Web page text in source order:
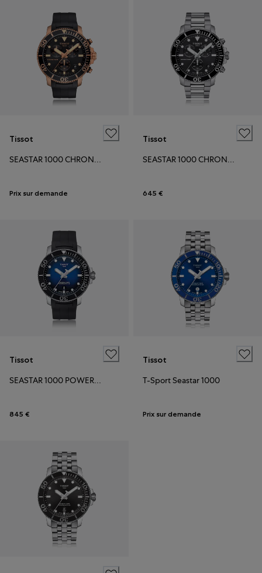
Tissot
SEASTAR 1000 CHRONOGRAPH
Prix sur demande
Tissot
SEASTAR 1000 CHRONOGRAPH
645 €
Tissot
845 €
Tissot
T-Sport Seastar 1000
Prix sur demande